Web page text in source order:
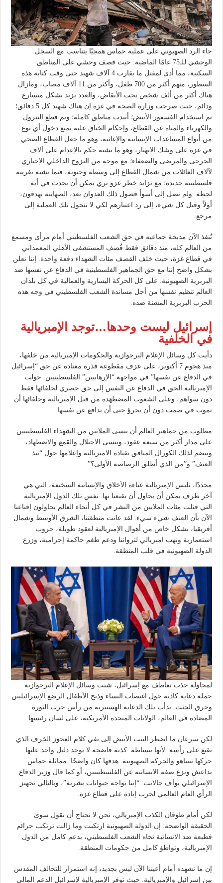
جاء الرد الصهيوني على عملية حماس همجيًا يتناسب مع السجل
الوحشي للـ75 عامًا الماضية. حيث قصف وحشي على المناطق
السكنية، مما أدى لمقتل ما يقارب 4 آلاف شهيد حتى وقت كتابة هذه
السطور، منهم أكثر من 700 طفل، وأكثر من 11 آلاف مصاب، ومازال
هناك أكثر من ألف شخص تحت الأنقاض، والعدد يزيد بشكل متسارع
ودائم، حيث صرحت وزارة الصحة في غزة إن هناك شهيد كل 5 دقائق؛
تم استخدام الفسفور الأبيض؛ أبيدت مناطق كاملة؛ وتم قطع البترول
والكهرباء والمياه عن القطاع، وإحكام الخناق عليه بمنع دخول أي نوع
من أنواع المساعدات الإنسانية والإغاثية، وهو ما جعل القطاع الصحي
في غزة على وشك الانهيار، وهو ما يشبه حكم بالإعدام على آلاف
الجرحى والمرضى والضعفاء؛ مع موجة من النزوح الداخلي الإجباري
لآلاف العائلات من شمال القطاع إلى وسطه وجنوبه، فيما يشبه تغريبة
فلسطينية جديدة؛ مع تزايد خطر غزو بري يمكن أن يحدث في أية
لحظة. ولم نصل إلى أسوأ فصول ذلك العدوان بعد، الصهاينة يهدفون،
أولاً وقبل كل شيء، إلى رد اعتبارهم لكي لا تتحول تلك العملية إلى
مرجع.
تٌنفذ الآن مذبحة جماعية في حق الشعب الفلسطيني أمام مرأى ومسمع
من العالم كله، منذ دقائق فقط قُصف المستشفى الأهلي المعمداني
في قطاع غزة، حيث خلف القصف مئات الشهداء دفعة واحدة. إننا نعلن
بشكل واضح إننا مع حق الجماهير الفلسطينية في الدفاع عن نفسها ضد
البربرية الصهيونية. على كل الحركة اليسارية والعمالية في كل بلدان
العالم تنظيم نفسها من أجل مساندة الشعب الفلسطيني في وجه هذه
الحرب البربرية المشنة ضده.
إسرائيل ليست وحدها…توجد الإمبريالية
في الخلفية
دأبت كل وسائل الإعلام البرجوازية والحكومات الإمبريالية من خلفها،
منذ هجوم 7 أكتوبر، على عزف مقطوعة قذرة معتادة عن حق “إسرائيل
في الدفاع عن نفسها” في مواجهة “الإرهابيين” الفلسطينيين. حولت
الإمبريالية الحق في الدفاع عن النفس إلى حق حصري لحلفائها فقط
دون سواهم، وعلى الشعوب المضطهَدة من قبل الإمبريالية وحلفائها أن
تموت في صمت دون أن تجرؤ حتى أن تدافع عن نفسها.
مطلوب من جماهير العالم أن تنسى الملايين من الشهداء الفلسطينيين
على مدار أكثر من سبعة عقود، وتنسى الاحتلال والقمع والاضطهاد،
وتنضم لذلك الكورال المنافق بقيادة الامبريالية وإعلامها حول “نبذ
العنف” و”من الذي أطلق الرصاصة الأولى؟”.
مجددًا، تلبس الإمبريالية عباءة الأخلاق والإنسانية السخيفة، التي هي
آخر طرف يمكن أن يحاول أن يقنعنا بها. نفس تلك الدول الإمبريالية
التي قتلت مئات الملايين من البشر في كل أنحاء العالم يحاولون إقناعنا
الآن بأن العنف شيء سيء. لقد عانت منطقتنا، الشرق الأوسط وشمال
أفريقيا، بشكل خاص من أهوال الإمبريالية لعقود طويلة، حروب
استعمارية ونهب امبريالي لثرواتنا ودعم طغم حاكمة إجرامية، وزرع
الدولة الصهيونية في قلب المنطقة.
لمحاولة جذب تعاطف مع إسرائيل، شنت وسائل الإعلام البرجوازية
حملة دعاية كاذبة حول اغتصاب النساء وذبح الأطفال الرضع الإسرائيليين
وحرق الجثث. بدأت تلك الدعاية الهستيرية من رأس حرب الثورة
المضادة في العالم، الولايات المتحدة الأمريكية، على لسان رئيسها.
لكن سرعان ما اضطر البيت الأبيض إلى نفي كلام العجوز الخرف الذي
يقبع على رأسه. لأنها ببساطة: كذبة فاضحة لا يوجد دليل واحد عليها
حركها نتنياهو والحركة الصهيونية. هدفها كان واضحًا: مماثلة حماس
بداعش ونزع صفة الانسانية عن الفلسطينيين، أو كما قال وزير الدفاع
الإسرائيلي يوآف جالانت: “إننا نواجه حيوانات بشرية”، وبالتالي تجهيز
الرأي العام العالمي لحرب إبادة على قطاع غزة.
لكن أمام طوفان الكذب الإمبريالي، نحن لا نحتاج أن نقول سوى
الحقيقة الواضحة: إن الدولة الصهيونية ارتكبت وما زالت ترتكب جرائم
فظيعة ضد الانسانية تجاه الشعب الفلسطيني، بدعم كامل من الدول
الإمبريالية، وتواطؤ كامل من حكومات المنطقة.
إن ما نشهده أمام أعيننا الآن ليس بجديد، إنه استمرار للتحالف المقدس
بين إسرائيل والإمبريالية. حيث توفر الإمبريالية لإسرائيل الدعم المالي